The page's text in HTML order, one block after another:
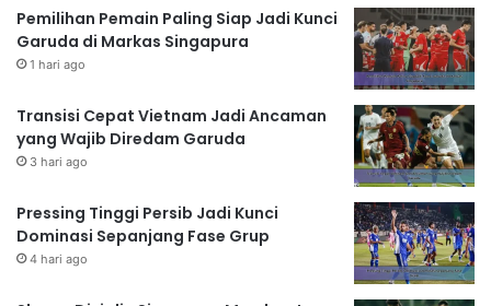
Pemilihan Pemain Paling Siap Jadi Kunci
Garuda di Markas Singapura
1 hari ago
Transisi Cepat Vietnam Jadi Ancaman
yang Wajib Diredam Garuda
3 hari ago
Pressing Tinggi Persib Jadi Kunci
Dominasi Sepanjang Fase Grup
4 hari ago